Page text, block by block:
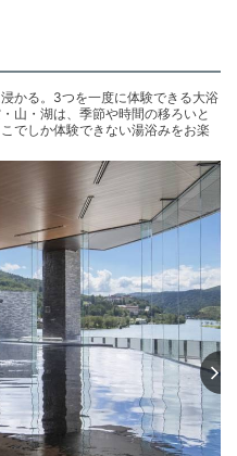
かる。3つを一度に体験できる大浴
山・湖は、季節や時間の移ろいと
でしか体験できない湯浴みをお楽